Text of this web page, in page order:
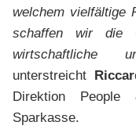
welchem vielfältige
schaffen wir die
wirtschaftliche
unterstreicht
Direktion People
Sparkasse.